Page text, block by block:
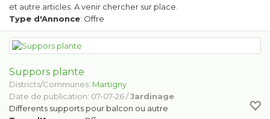
et autre articles. A venir chercher sur place.
Type d'Annonce: Offre
Suppors plante
Districts/Communes: Martigny
Date de publication: 07-07-26 /Jardinage
Differents supports pour balcon ou autre